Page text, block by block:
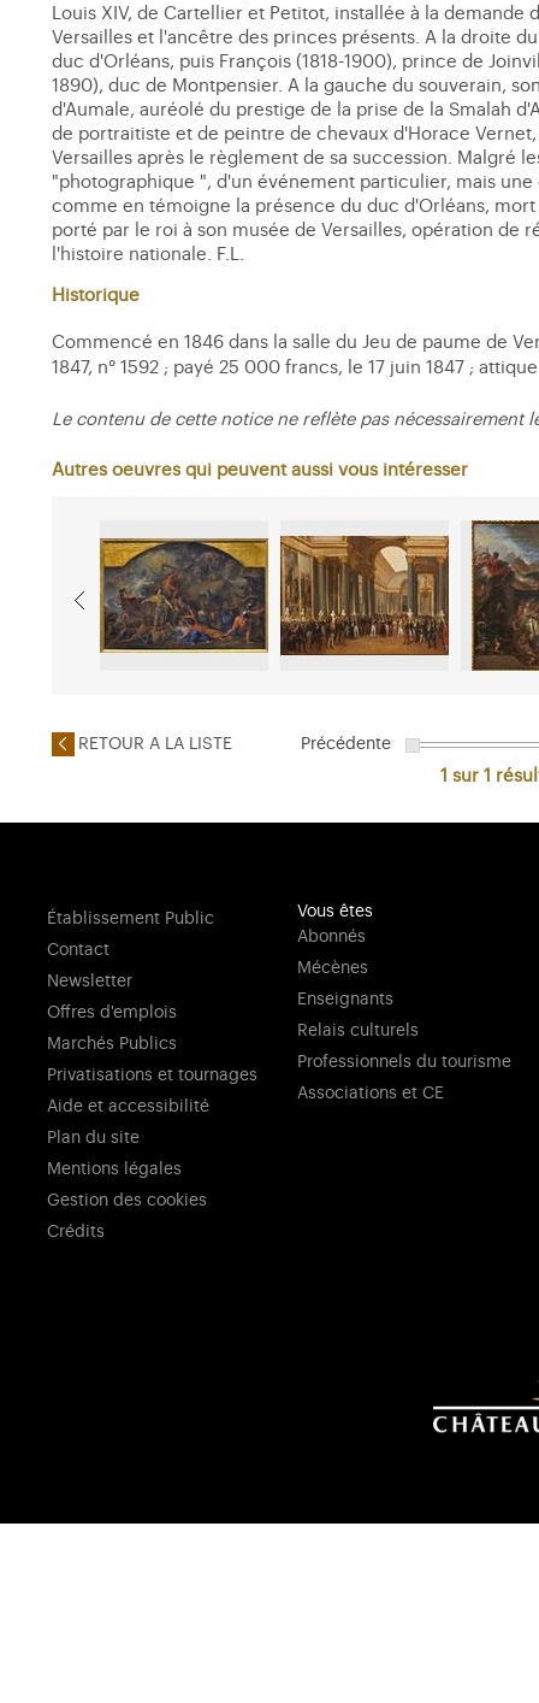
Louis XIV, de Cartellier et Petitot, installée à la
Versailles et l'ancêtre des princes présents. A la droite
duc d'Orléans, puis François (1818-1900), prince de
1890), duc de Montpensier. A la gauche du souverain,
d'Aumale, auréolé du prestige de la prise de la Smalah
de portraitiste et de peintre de chevaux d'Horace
Versailles après le règlement de sa succession. Malgré
"photographique ", d'un événement particulier, mais
comme en témoigne la présence du duc d'Orléans,
porté par le roi à son musée de Versailles, opération de
l'histoire nationale. F.L.
Historique
Commencé en 1846 dans la salle du Jeu de paume de
1847, n° 1592 ; payé 25 000 francs, le 17 juin 1847 ;
Le contenu de cette notice ne reflète pas nécessairement
Autres oeuvres qui peuvent aussi vous intéresser
RETOUR A LA LISTE Précédente
1 sur 1
Établissement Public
Contact
Newsletter
Offres d'emplois
Marchés Publics
Privatisations et tournages
Aide et accessibilité
Plan du site
Mentions légales
Gestion des cookies
Crédits
Vous êtes
Abonnés
Mécènes
Enseignants
Relais culturels
Professionnels du tourisme
Associations et CE